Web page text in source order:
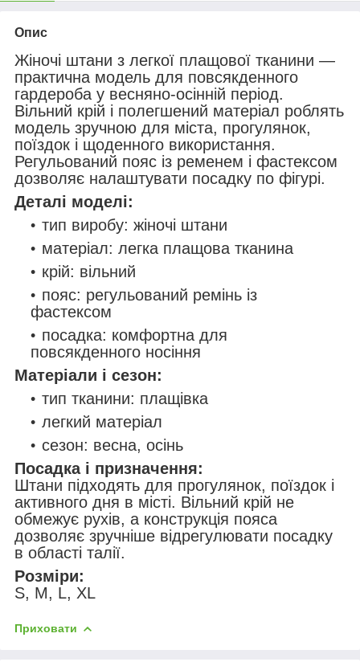
Опис
Жіночі штани з легкої плащової тканини —
практична модель для повсякденного
гардероба у весняно-осінній період.
Вільний крій і полегшений матеріал роблять
модель зручною для міста, прогулянок,
поїздок і щоденного використання.
Регульований пояс із ременем і фастексом
дозволяє налаштувати посадку по фігурі.
Деталі моделі:
тип виробу: жіночі штани
матеріал: легка плащова тканина
крій: вільний
пояс: регульований ремінь із
фастексом
посадка: комфортна для
повсякденного носіння
Матеріали і сезон:
тип тканини: плащівка
легкий матеріал
сезон: весна, осінь
Посадка і призначення:
Штани підходять для прогулянок, поїздок і
активного дня в місті. Вільний крій не
обмежує рухів, а конструкція пояса
дозволяє зручніше відрегулювати посадку
в області талії.
Розміри:
S, M, L, XL
Приховати